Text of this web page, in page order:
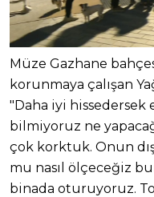
Müze Gazhane
korunmaya çalışan
"Daha iyi
bilmiyoruz ne
çok korktuk. Onun
mu nasıl ölçeceğiz
binada oturuyoruz.